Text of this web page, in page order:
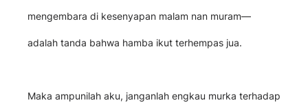
mengembara di kesenyapan malam nan muram—
adalah tanda bahwa hamba ikut terhempas jua.
Maka ampunilah aku, janganlah engkau murka terhadap